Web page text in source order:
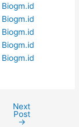
Biogm.id
Biogm.id
Biogm.id
Biogm.id
Biogm.id
Next
Post
→